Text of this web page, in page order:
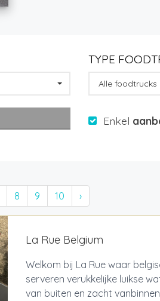
TYPE
Alle foodtrucks
Enkel
8 9 10 ›
La Rue Belgium
Welkom bij La Rue waar
serveren verukkelijke luikse
van buiten en zacht